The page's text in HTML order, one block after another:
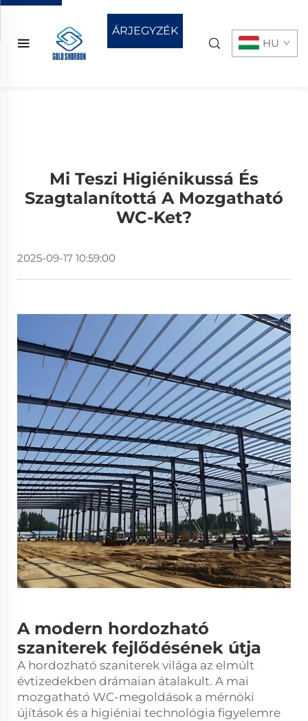
ÁRJEGYZÉK
HU
Mi Teszi Higiénikussá És
Szagtalanítottá A Mozgatható
WC-Ket?
2025-09-17 10:59:00
A modern hordozható
szaniterek fejlődésének útja
A hordozható szaniterek világa az elmúlt
évtizedekben drámaian átalakult. A mai
mozgatható WC-megoldások a mérnöki
újítások és a higiéniai technológia figyelemre